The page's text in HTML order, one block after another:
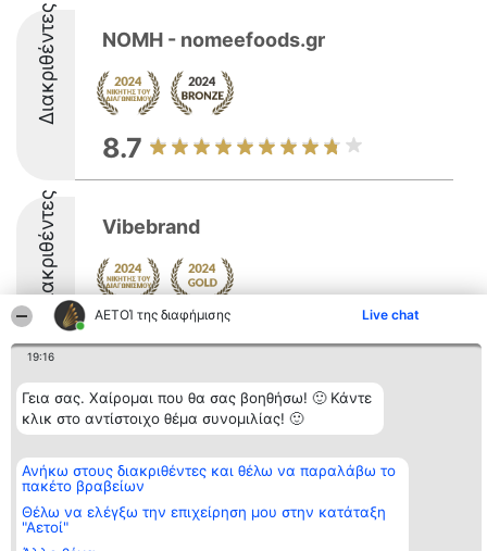
ΑΕΤΟΊ της διαφήμισης Live chat
19:16
Γεια σας. Χαίρομαι που θα σας βοηθήσω! 🙂 Κάντε
κλικ στο αντίστοιχο θέμα συνομιλίας! 🙂
Ανήκω στους διακριθέντες και θέλω να παραλάβω το
πακέτο βραβείων
Θέλω να ελέγξω την επιχείρηση μου στην κατάταξη
"Αετοί"
Διακριθέντες ΝΟΜΗ - nomeefoods.gr
8.7
Διακριθέντες Vibebrand
9.8
Διοργανωτής της
κατάταξης
Μονοπρόσωπη ΙΚΕ
ΤΗΛ. ΕΠΙΚΟΙΝΩΝΙΑΣ:
2104128019
email:
aetoi@beautifulcompany.co
Κατάταξη
Διακριθέντες
των
διακριθέντων
Όροι &
προϋποθέσεις
Επικοινωνία